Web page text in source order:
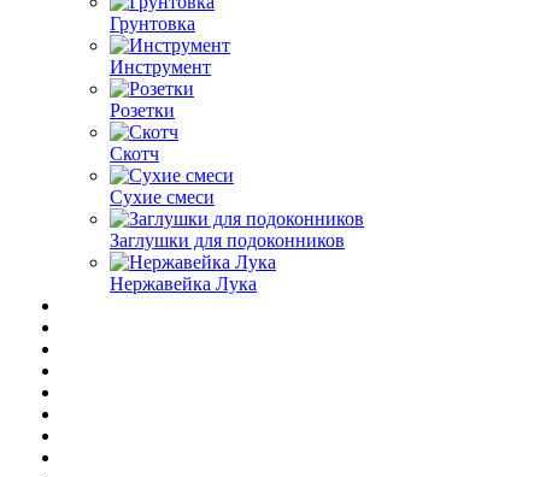
Грунтовка
Инструмент
Розетки
Скотч
Сухие смеси
Заглушки для подоконников
Нержавейка Лука